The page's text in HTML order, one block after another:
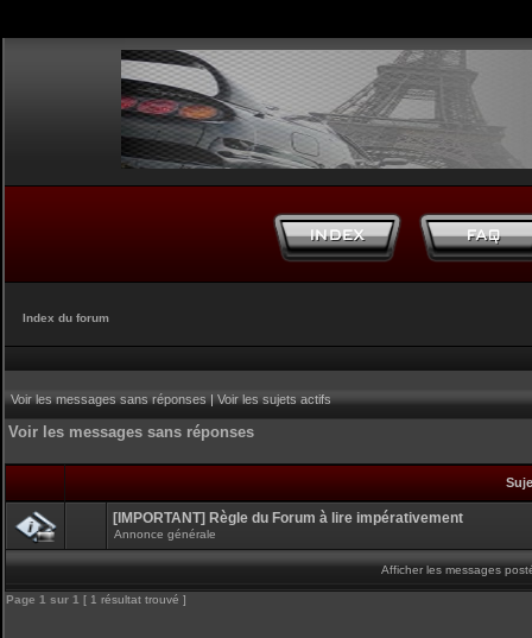
Index du forum
Voir les messages sans réponses|Voir les sujets actifs
Voir les messages sans réponses
[IMPORTANT] Règle du Forum à lire impérativement
Annonce générale
Afficher les messages
Page 1 sur 1 [ 1 résultat trouvé ]